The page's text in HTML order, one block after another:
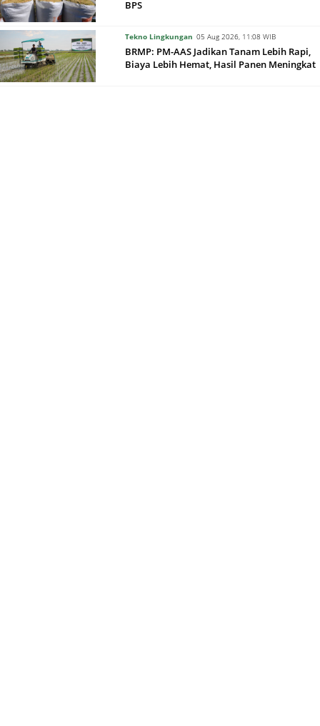
BPS
Tekno Lingkungan 05 Aug 2026, 11:08 WIB
BRMP: PM-AAS Jadikan Tanam Lebih Rapi,
Biaya Lebih Hemat, Hasil Panen Meningkat